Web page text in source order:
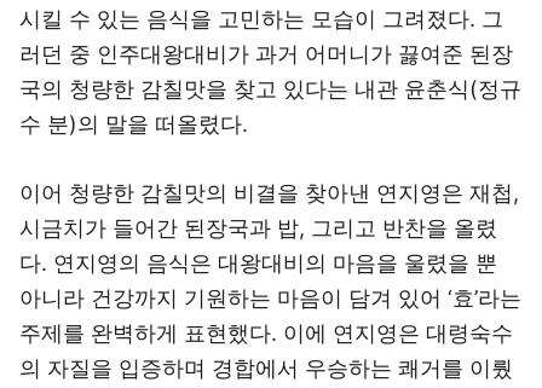
시킬 수 있는 음식을 고민하는 모습이 그려졌다. 그
러던 중 인주대왕대비가 과거 어머니가 끓여준 된장
국의 청량한 감칠맛을 찾고 있다는 내관 윤춘식(정규
수 분)의 말을 떠올렸다.
이어 청량한 감칠맛의 비결을 찾아낸 연지영은 재첩,
시금치가 들어간 된장국과 밥, 그리고 반찬을 올렸
다. 연지영의 음식은 대왕대비의 마음을 울렸을 뿐
아니라 건강까지 기원하는 마음이 담겨 있어 ‘효’라는
주제를 완벽하게 표현했다. 이에 연지영은 대령숙수
의 자질을 입증하며 경합에서 우승하는 쾌거를 이뤘